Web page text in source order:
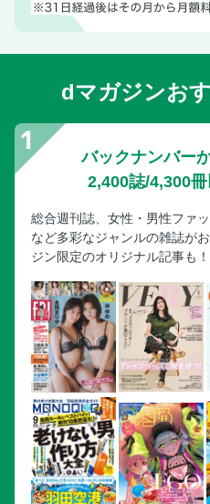
dマガジンお
バックナンバー
2,400誌/4,300
総合週刊誌、女性・男性ファ
など多彩なジャンルの雑誌が
ジン限定のオリジナル記事も！